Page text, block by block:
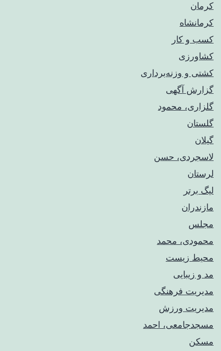
کرمان
کرمانشاه
کسب و کار
کشاورزی
کشتی و وزنه‌برداری
گزارش آگهی
گلزاری، محمود
گلستان
گیلان
لاسجردی، حسن
لرستان
لیگ برتر
مازندران
مجلس
محمودی، محمد
محیط زیست
مد و زیبایی
مدیریت فرهنگی
مدیریت ورزش
مسجدجامعی، احمد
مسکن